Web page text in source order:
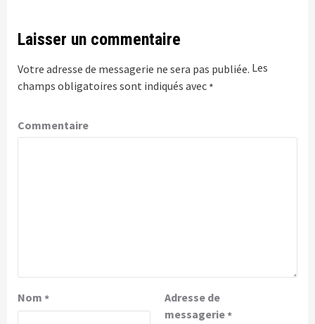
Laisser un commentaire
Votre adresse de messagerie ne sera pas publiée. Les
champs obligatoires sont indiqués avec *
Commentaire
Nom *
Adresse de
messagerie*